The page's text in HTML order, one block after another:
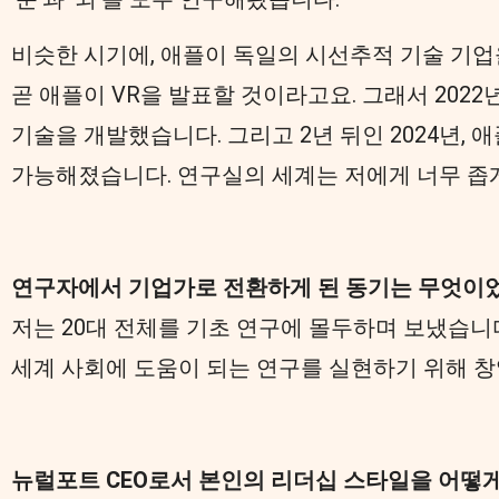
비슷한 시기에, 애플이 독일의 시선추적 기술 기
곧 애플이 VR을 발표할 것이라고요. 그래서
기술을 개발했습니다. 그리고 2년 뒤인 2024년,
가능해졌습니다. 연구실의 세계는 저에게 너무
연구자에서 기업가로 전환하게 된 동기는 무엇이
저는 20대 전체를 기초 연구에 몰두하며 보냈습
세계 사회에 도움이 되는 연구를 실현하기 위해
뉴럴포트 CEO로서 본인의 리더십 스타일을 어떻